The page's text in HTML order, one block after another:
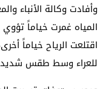
وأفادت وكالة الأنباء
المياه غمرت خياماً
اقتلعت الرياح خياماً
للعراء وسط طقس شديد